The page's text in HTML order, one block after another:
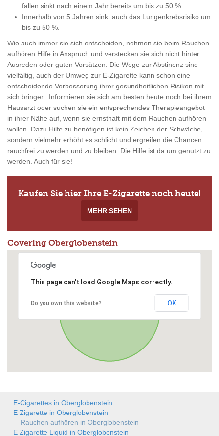
fallen sinkt nach einem Jahr bereits um bis zu 50 %.
Innerhalb von 5 Jahren sinkt auch das Lungenkrebsrisiko um
bis zu 50 %.
Wie auch immer sie sich entscheiden, nehmen sie beim Rauchen
aufhören Hilfe in Anspruch und verstecken sie sich nicht hinter
Ausreden oder guten Vorsätzen. Die Wege zur Abstinenz sind
vielfältig, auch der Umweg zur E-Zigarette kann schon eine
entscheidende Verbesserung ihrer gesundheitlichen Risiken mit
sich bringen. Informieren sie sich am besten heute noch bei ihrem
Hausarzt oder suchen sie ein entsprechendes Therapieangebot
in ihrer Nähe auf, wenn sie ernsthaft mit dem Rauchen aufhören
wollen. Dazu Hilfe zu benötigen ist kein Zeichen der Schwäche,
sondern vielmehr erhöht es schlicht und ergreifen die Chancen
rauchfrei zu werden und zu bleiben. Die Hilfe ist da um genutzt zu
werden. Auch für sie!
Kaufen Sie hier Ihre E-Zigarette noch heute!
MEHR SEHEN
Covering Oberglobenstein
This page can't load Google Maps correctly.
Do you own this website? OK
E-Cigarettes in Oberglobenstein
E Zigarette in Oberglobenstein
Rauchen aufhören in Oberglobenstein
E Zigarette Liquid in Oberglobenstein